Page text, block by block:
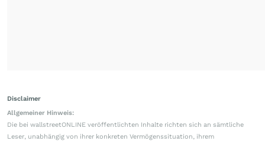
Disclaimer
Allgemeiner Hinweis:
Die bei wallstreetONLINE veröffentlichten Inhalte richten sich an sämtliche
Leser, unabhängig von ihrer konkreten Vermögenssituation, ihrem